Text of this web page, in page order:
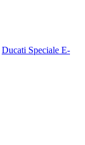
Ducati Speciale E-